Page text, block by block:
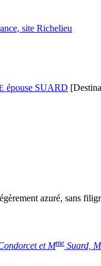
site Richelieu
épouse SUARD
azuré, sans
et Mme Suard,